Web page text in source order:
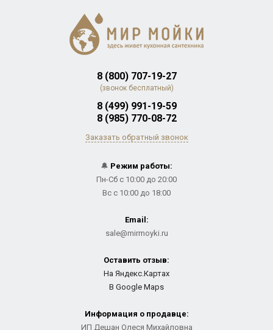
8 (800) 707-19-27
(звонок бесплатный)
8 (499) 991-19-59
8 (985) 770-08-72
Заказать обратный звонок
🔔 Режим работы:
Пн-Сб с 10:00 до 20:00
Вс с 10:00 до 18:00
Email:
sale@mirmoyki.ru
Оставить отзыв:
На Яндекс.Картах
В Google Maps
Информация о продавце:
ИП Дешан Олеся Михайловна